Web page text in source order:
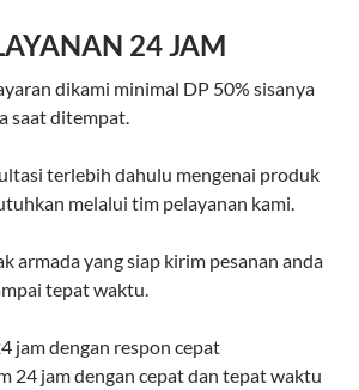
24 JAM
dikami minimal DP 50% sisanya
saat ditempat.
terlebih dahulu mengenai produk
melalui tim pelayanan kami.
armada yang siap kirim pesanan anda
tepat waktu.
jam dengan respon cepat
24 jam dengan cepat dan tepat waktu